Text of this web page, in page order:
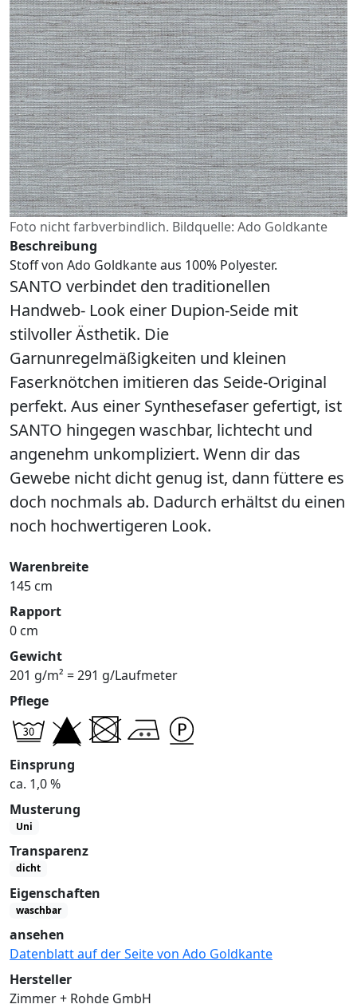
Foto nicht farbverbindlich. Bildquelle: Ado Goldkante
Beschreibung
Stoff von Ado Goldkante aus 100% Polyester.
SANTO verbindet den traditionellen
Handweb- Look einer Dupion-Seide mit
stilvoller Ästhetik. Die
Garnunregelmäßigkeiten und kleinen
Faserknötchen imitieren das Seide-Original
perfekt. Aus einer Synthesefaser gefertigt, ist
SANTO hingegen waschbar, lichtecht und
angenehm unkompliziert. Wenn dir das
Gewebe nicht dicht genug ist, dann füttere es
doch nochmals ab. Dadurch erhältst du einen
noch hochwertigeren Look.
Warenbreite
145 cm
Rapport
0 cm
Gewicht
201 g/m² = 291 g/Laufmeter
Pflege
Einsprung
ca. 1,0 %
Musterung
Uni
Transparenz
dicht
Eigenschaften
waschbar
ansehen
Datenblatt auf der Seite von Ado Goldkante
Hersteller
Zimmer + Rohde GmbH